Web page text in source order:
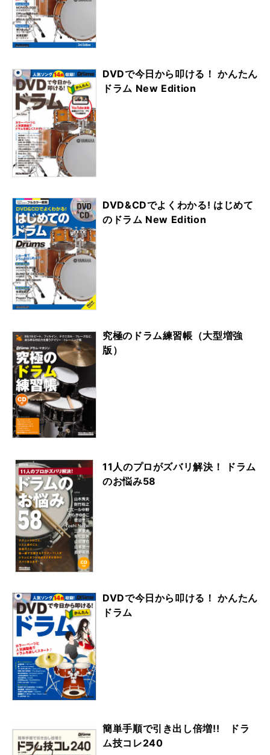
DVDで今日から叩ける！ かんたん
ドラム New Edition
DVD&CDでよくわかる! はじめて
のドラム New Edition
究極のドラム練習帳（大型増強
版）
11人のプロがズバリ解決！ ドラム
のお悩み58
DVDで今日から叩ける！ かんたん
ドラム
簡単手順で引き出し倍増!! ドラ
ム技コレ240